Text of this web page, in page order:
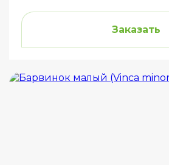
Заказать